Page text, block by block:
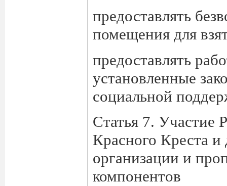
предоставлять
помещения для
предоставлять
установленные
социальной
Статья 7. Участие
Красного Креста и
организации и
компонентов